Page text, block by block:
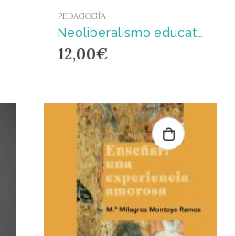
PEDAGOGÍA
Neoliberalismo educativo : Educando al nuevo sujeto neoliberal
12,00€